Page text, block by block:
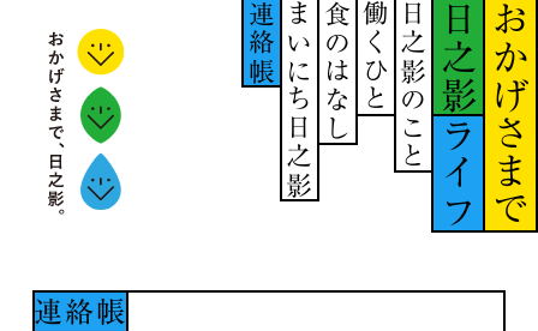
おかげさまで
日之影
ライフ
日之影のこと
働くひと
食のはなし
まいにち日之影
連絡帳
連絡帳